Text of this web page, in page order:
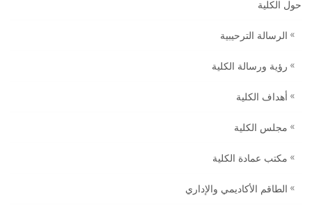
حول الكلية
الرسالة الترحيبية
رؤية ورسالة الكلية
أهداف الكلية
مجلس الكلية
مكتب عمادة الكلية
الطاقم الأكاديمي والإداري